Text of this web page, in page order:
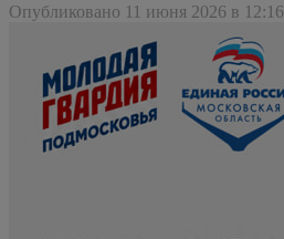
Опубликовано 11 июня 2026 в 12:16